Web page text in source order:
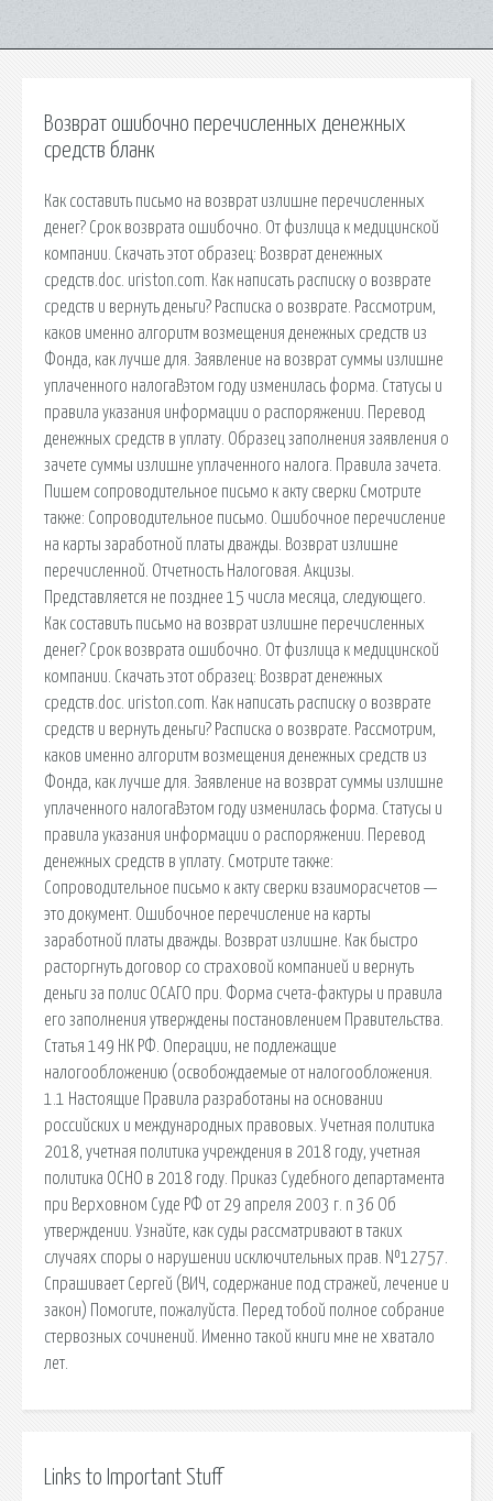
Возврат ошибочно перечисленных денежных
средств бланк
Как составить письмо на возврат излишне перечисленных
денег? Срок возврата ошибочно. От физлица к медицинской
компании. Скачать этот образец: Возврат денежных
средств.doc. uriston.com. Как написать расписку о возврате
средств и вернуть деньги? Расписка о возврате. Рассмотрим,
каков именно алгоритм возмещения денежных средств из
Фонда, как лучше для. Заявление на возврат суммы излишне
уплаченного налогаВэтом году изменилась форма. Статусы и
правила указания информации о распоряжении. Перевод
денежных средств в уплату. Образец заполнения заявления о
зачете суммы излишне уплаченного налога. Правила зачета.
Пишем сопроводительное письмо к акту сверки Смотрите
также: Сопроводительное письмо. Ошибочное перечисление
на карты заработной платы дважды. Возврат излишне
перечисленной. Отчетность Налоговая. Акцизы.
Представляется не позднее 15 числа месяца, следующего.
Как составить письмо на возврат излишне перечисленных
денег? Срок возврата ошибочно. От физлица к медицинской
компании. Скачать этот образец: Возврат денежных
средств.doc. uriston.com. Как написать расписку о возврате
средств и вернуть деньги? Расписка о возврате. Рассмотрим,
каков именно алгоритм возмещения денежных средств из
Фонда, как лучше для. Заявление на возврат суммы излишне
уплаченного налогаВэтом году изменилась форма. Статусы и
правила указания информации о распоряжении. Перевод
денежных средств в уплату. Смотрите также:
Сопроводительное письмо к акту сверки взаиморасчетов —
это документ. Ошибочное перечисление на карты
заработной платы дважды. Возврат излишне. Как быстро
расторгнуть договор со страховой компанией и вернуть
деньги за полис ОСАГО при. Форма счета-фактуры и правила
его заполнения утверждены постановлением Правительства.
Статья 149 НК РФ. Операции, не подлежащие
налогообложению (освобождаемые от налогообложения.
1.1 Настоящие Правила разработаны на основании
российских и международных правовых. Учетная политика
2018, учетная политика учреждения в 2018 году, учетная
политика ОСНО в 2018 году. Приказ Судебного департамента
при Верховном Суде РФ от 29 апреля 2003 г. n 36 Об
утверждении. Узнайте, как суды рассматривают в таких
случаях споры о нарушении исключительных прав. №12757.
Спрашивает Сергей (ВИЧ, содержание под стражей, лечение и
закон) Помогите, пожалуйста. Перед тобой полное собрание
стервозных сочинений. Именно такой книги мне не хватало
лет.
Links to Important Stuff